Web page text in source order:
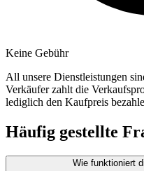
Keine Gebühr
All unsere Dienstleistungen
Verkäufer zahlt die
lediglich den Kaufpreis
Häufig gestellte
Wie funktioniert